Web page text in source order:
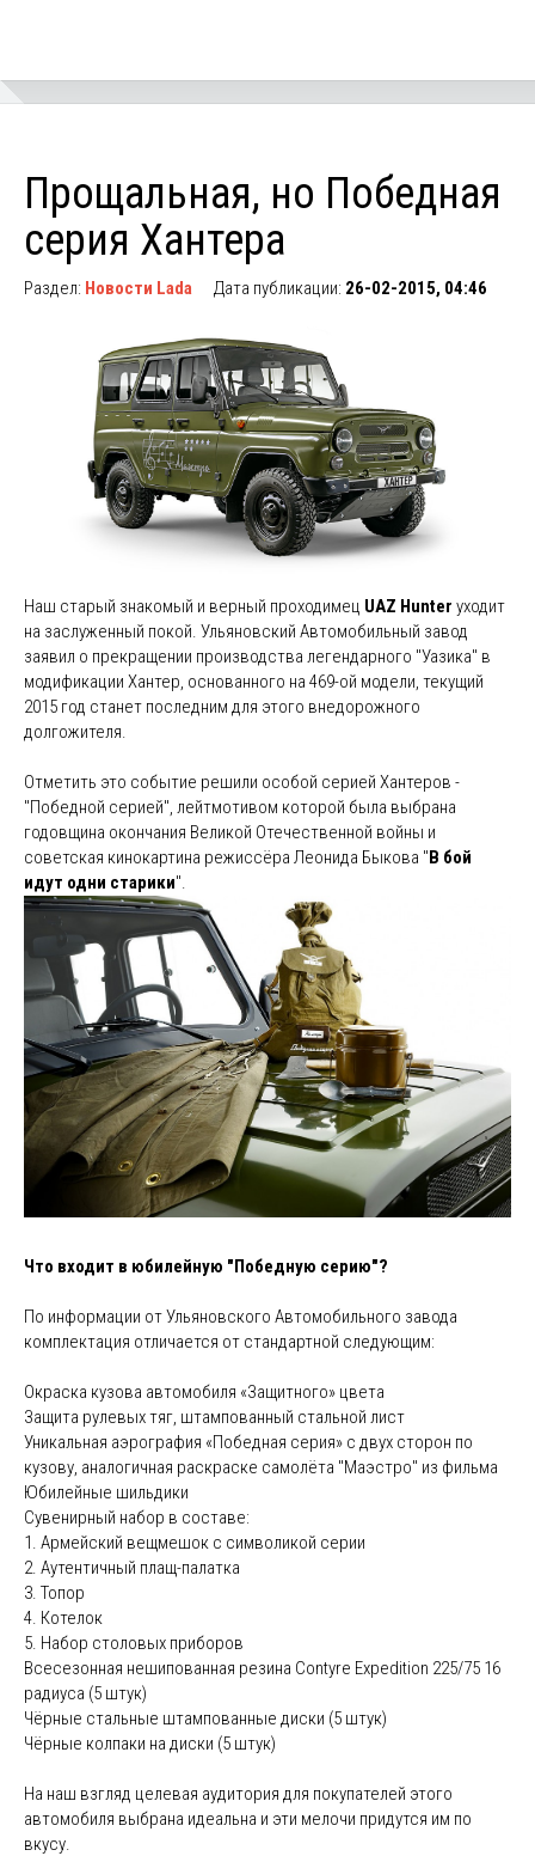
Прощальная, но Победная
серия Хантера
Раздел: Новости Lada Дата публикации: 26-02-2015, 04:46
Наш старый знакомый и верный проходимец UAZ Hunter уходит
на заслуженный покой. Ульяновский Автомобильный завод
заявил о прекращении производства легендарного "Уазика" в
модификации Хантер, основанного на 469-ой модели, текущий
2015 год станет последним для этого внедорожного
долгожителя.
Отметить это событие решили особой серией Хантеров -
"Победной серией", лейтмотивом которой была выбрана
годовщина окончания Великой Отечественной войны и
советская кинокартина режиссёра Леонида Быкова "В бой
идут одни старики".
Что входит в юбилейную "Победную серию"?
По информации от Ульяновского Автомобильного завода
комплектация отличается от стандартной следующим:
Окраска кузова автомобиля «Защитного» цвета
Защита рулевых тяг, штампованный стальной лист
Уникальная аэрография «Победная серия» с двух сторон по
кузову, аналогичная раскраске самолёта "Маэстро" из фильма
Юбилейные шильдики
Сувенирный набор в составе:
1. Армейский вещмешок с символикой серии
2. Аутентичный плащ-палатка
3. Топор
4. Котелок
5. Набор столовых приборов
Всесезонная нешипованная резина Contyre Expedition 225/75 16
радиуса (5 штук)
Чёрные стальные штампованные диски (5 штук)
Чёрные колпаки на диски (5 штук)
На наш взгляд целевая аудитория для покупателей этого
автомобиля выбрана идеальна и эти мелочи придутся им по
вкусу.